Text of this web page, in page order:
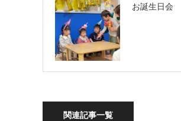
お誕生日会
関連記事一覧